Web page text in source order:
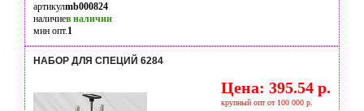
артикулmb000824
наличиев наличии
мин опт.1
НАБОР ДЛЯ СПЕЦИЙ 6284
Цена: 395.54 р.
крупный опт от 100 000 р.